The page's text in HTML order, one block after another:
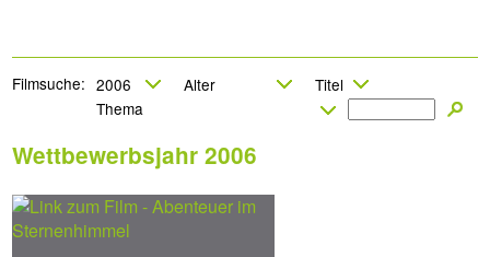
Filmsuche:
Wettbewerbsjahr 2006